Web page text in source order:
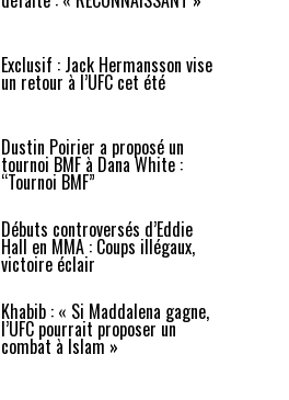
Exclusif : Jack Hermansson vise
un retour à l’UFC cet été
Dustin Poirier a proposé un
tournoi BMF à Dana White :
“Tournoi BMF”
Débuts controversés d’Eddie
Hall en MMA : Coups illégaux,
victoire éclair
Khabib : « Si Maddalena gagne,
l’UFC pourrait proposer un
combat à Islam »